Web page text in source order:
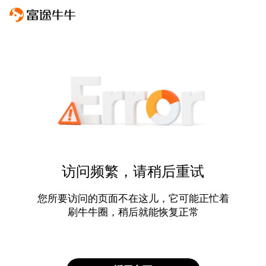
访问频繁，请稍后重试
您所要访问的页面不在这儿，它可能正忙着
刷牛牛圈，稍后就能恢复正常